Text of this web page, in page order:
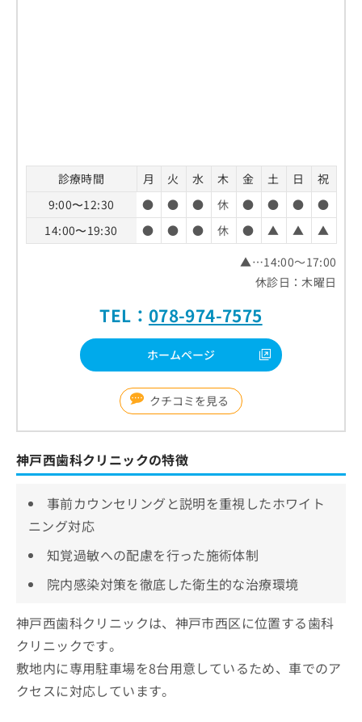
診療時間 月 火 水 木 金 土 日
祝
9:00〜12:30
● ● ● 休 ● ● ●
●
14:00〜19:30
● ● ● 休 ● ▲ ▲
▲
▲…14:00～17:00
休診日：木曜日
TEL： 078-974-7575
ホームページ
クチコミを見る
神戸西歯科クリニックの特徴
事前カウンセリングと説明を重視したホワイト
ニング対応
知覚過敏への配慮を行った施術体制
院内感染対策を徹底した衛生的な治療環境
神戸西歯科クリニックは、神戸市西区に位置する歯科
クリニックです。
敷地内に専用駐車場を8台用意しているため、車でのア
クセスに対応しています。